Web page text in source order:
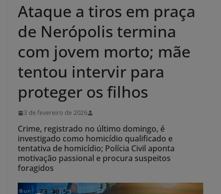
Ataque a tiros em praça
de Nerópolis termina
com jovem morto; mãe
tentou intervir para
proteger os filhos
3 de fevereiro de 2026
Crime, registrado no último domingo, é
investigado como homicídio qualificado e
tentativa de homicídio; Polícia Civil aponta
motivação passional e procura suspeitos
foragidos